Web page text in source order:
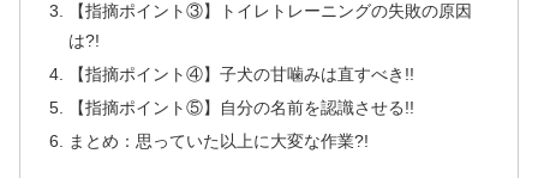
【指摘ポイント③】トイレトレーニングの失敗の原因
は?!
【指摘ポイント④】子犬の甘噛みは直すべき!!
【指摘ポイント⑤】自分の名前を認識させる!!
まとめ：思っていた以上に大変な作業?!